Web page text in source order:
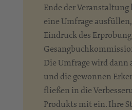
Ende der Veranstaltung
eine Umfrage
Eindruck des
Die Umfrage wird dann
und die gewonnen
fließen in die
Produkts mit ein. Ihre